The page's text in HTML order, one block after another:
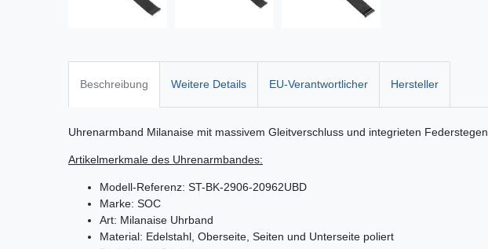
Beschreibung Weitere Details EU-Verantwortlicher Hersteller
Uhrenarmband Milanaise mit massivem Gleitverschluss und integrieten Federstegen.
Artikelmerkmale des Uhrenarmbandes:
Modell-Referenz: ST-BK-2906-20962UBD
Marke: SOC
Art: Milanaise Uhrband
Material: Edelstahl, Oberseite, Seiten und Unterseite poliert